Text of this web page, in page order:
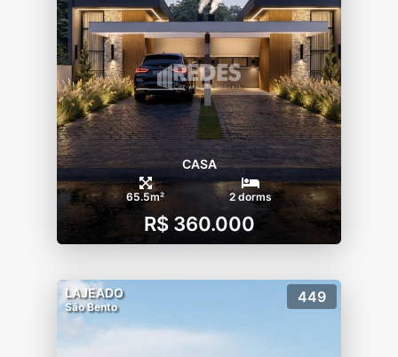
CASA
65.5m² 2 dorms
R$ 360.000
LAJEADO
São Bento
449